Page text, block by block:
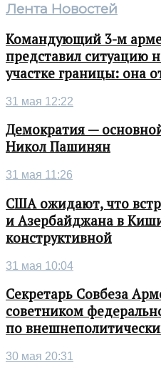
Лента Новостей
Командующий 3-м
представил ситуацию
участке границы: она
31 мая 12:22
Демократия —
Никол Пашинян
31 мая 11:26
США ожидают, что
и Азербайджана в
конструктивной
31 мая 10:04
Секретарь Совбеза
советником
по
30 мая 20:31